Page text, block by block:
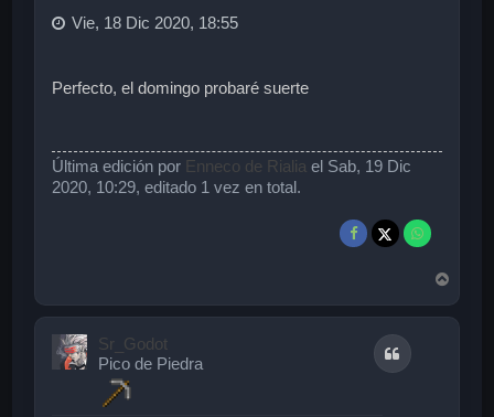
Vie, 18 Dic 2020, 18:55
Perfecto, el domingo probaré suerte
Última edición por Enneco de Rialia el Sab, 19 Dic
2020, 10:29, editado 1 vez en total.
r
Sr_Godot
Pico de Piedra
Citar